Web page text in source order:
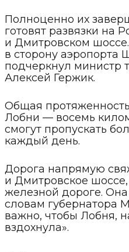
Полноценно их
готовят развязки на
и Дмитровском
в сторону аэропорта
подчеркнул министр
Алексей Гержик.
Общая
Лобни — восемь
смогут пропускать
каждый день.
Дорога напрямую
и Дмитровское
железной дороге.
словам губернатора
важно, чтобы Лобня,
вздохнула».